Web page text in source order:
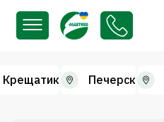
Крещатик Печерск